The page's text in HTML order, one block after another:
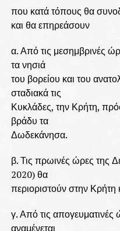
που κατά τόπους θα
και θα επηρεάσουν
α. Από τις μεσημβρινές
τα νησιά
του βορείου και του
σταδιακά τις
Κυκλάδες, την Κρήτη,
βράδυ τα
Δωδεκάνησα.
β. Τις πρωινές ώρες της
2020) θα
περιοριστούν στην
γ. Από τις
αναμένεται